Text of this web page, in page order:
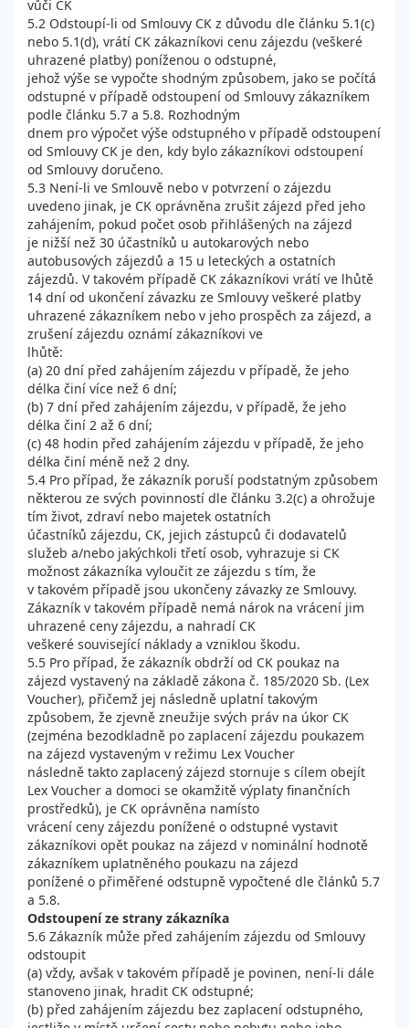
vůči CK
5.2 Odstoupí-li od Smlouvy CK z důvodu dle článku 5.1(c)
nebo 5.1(d), vrátí CK zákazníkovi cenu zájezdu (veškeré
uhrazené platby) poníženou o odstupné,
jehož výše se vypočte shodným způsobem, jako se počítá
odstupné v případě odstoupení od Smlouvy zákazníkem
podle článku 5.7 a 5.8. Rozhodným
dnem pro výpočet výše odstupného v případě odstoupení
od Smlouvy CK je den, kdy bylo zákazníkovi odstoupení
od Smlouvy doručeno.
5.3 Není-li ve Smlouvě nebo v potvrzení o zájezdu
uvedeno jinak, je CK oprávněna zrušit zájezd před jeho
zahájením, pokud počet osob přihlášených na zájezd
je nižší než 30 účastníků u autokarových nebo
autobusových zájezdů a 15 u leteckých a ostatních
zájezdů. V takovém případě CK zákazníkovi vrátí ve lhůtě
14 dní od ukončení závazku ze Smlouvy veškeré platby
uhrazené zákazníkem nebo v jeho prospěch za zájezd, a
zrušení zájezdu oznámí zákazníkovi ve
lhůtě:
(a) 20 dní před zahájením zájezdu v případě, že jeho
délka činí více než 6 dní;
(b) 7 dní před zahájením zájezdu, v případě, že jeho
délka činí 2 až 6 dní;
(c) 48 hodin před zahájením zájezdu v případě, že jeho
délka činí méně než 2 dny.
5.4 Pro případ, že zákazník poruší podstatným způsobem
některou ze svých povinností dle článku 3.2(c) a ohrožuje
tím život, zdraví nebo majetek ostatních
účastníků zájezdu, CK, jejich zástupců či dodavatelů
služeb a/nebo jakýchkoli třetí osob, vyhrazuje si CK
možnost zákazníka vyloučit ze zájezdu s tím, že
v takovém případě jsou ukončeny závazky ze Smlouvy.
Zákazník v takovém případě nemá nárok na vrácení jim
uhrazené ceny zájezdu, a nahradí CK
veškeré související náklady a vzniklou škodu.
5.5 Pro případ, že zákazník obdrží od CK poukaz na
zájezd vystavený na základě zákona č. 185/2020 Sb. (Lex
Voucher), přičemž jej následně uplatní takovým
způsobem, že zjevně zneužije svých práv na úkor CK
(zejména bezodkladně po zaplacení zájezdu poukazem
na zájezd vystaveným v režimu Lex Voucher
následně takto zaplacený zájezd stornuje s cílem obejít
Lex Voucher a domoci se okamžitě výplaty finančních
prostředků), je CK oprávněna namísto
vrácení ceny zájezdu ponížené o odstupné vystavit
zákazníkovi opět poukaz na zájezd v nominální hodnotě
zákazníkem uplatněného poukazu na zájezd
ponížené o přiměřené odstupně vypočtené dle článků 5.7
a 5.8.
Odstoupení ze strany zákazníka
5.6 Zákazník může před zahájením zájezdu od Smlouvy
odstoupit
(a) vždy, avšak v takovém případě je povinen, není-li dále
stanoveno jinak, hradit CK odstupné;
(b) před zahájením zájezdu bez zaplacení odstupného,